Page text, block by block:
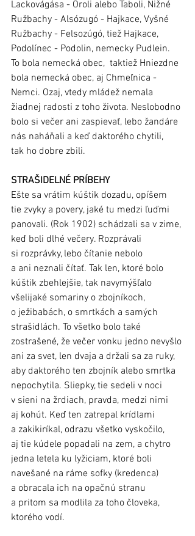
Lackovágása - Oroli alebo Taboli, Nižné
Ružbachy - Alsózugó - Hajkace, Vyšné
Ružbachy - Felsozúgó, tiež Hajkace,
Podolínec - Podolin, nemecky Pudlein.
To bola nemecká obec,  taktiež Hniezdne
bola nemecká obec, aj Chmeľnica -
Nemci. Ozaj, vtedy mládež nemala
žiadnej radosti z toho života. Neslobodno
bolo si večer ani zaspievať, lebo žandáre
nás naháňali a keď daktorého chytili,
tak ho dobre zbili.
STRAŠIDELNÉ PRÍBEHY
Ešte sa vrátim kúštik dozadu, opíšem
tie zvyky a povery, jaké tu medzi ľuďmi
panovali. (Rok 1902) schádzali sa v zime,
keď boli dlhé večery. Rozprávali
si rozprávky, lebo čítanie nebolo
a ani neznali čítať. Tak len, ktoré bolo
kúštik zbehlejšie, tak navymýšľalo
všelijaké somariny o zbojníkoch,
o ježibabách, o smrtkách a samých
strašidlách. To všetko bolo také
zostrašené, že večer vonku jedno nevyšlo
ani za svet, len dvaja a držali sa za ruky,
aby daktorého ten zbojník alebo smrtka
nepochytila. Sliepky, tie sedeli v noci
v sieni na žrdiach, pravda, medzi nimi
aj kohút. Keď ten zatrepal krídlami
a zakikiríkal, odrazu všetko vyskočilo,
aj tie kúdele popadali na zem, a chytro
jedna letela ku lyžiciam, ktoré boli
navešané na ráme sofky (kredenca)
a obracala ich na opačnú stranu
a pritom sa modlila za toho človeka,
ktorého vodí.